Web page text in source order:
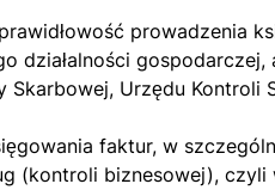
prowadzenia
działalności
Urzędu
faktur, w
(kontroli biznesowej),